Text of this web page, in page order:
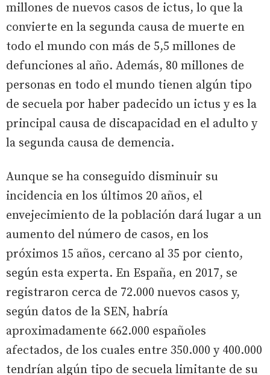
millones de nuevos casos de ictus, lo que la
convierte en la segunda causa de muerte en
todo el mundo con más de 5,5 millones de
defunciones al año. Además, 80 millones de
personas en todo el mundo tienen algún tipo
de secuela por haber padecido un ictus y es la
principal causa de discapacidad en el adulto y
la segunda causa de demencia.
Aunque se ha conseguido disminuir su
incidencia en los últimos 20 años, el
envejecimiento de la población dará lugar a un
aumento del número de casos, en los
próximos 15 años, cercano al 35 por ciento,
según esta experta. En España, en 2017, se
registraron cerca de 72.000 nuevos casos y,
según datos de la SEN, habría
aproximadamente 662.000 españoles
afectados, de los cuales entre 350.000 y 400.000
tendrían algún tipo de secuela limitante de su